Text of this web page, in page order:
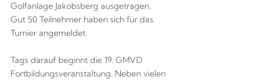
Golfanlage Jakobsberg ausgetragen.
Gut 50 Teilnehmer haben sich für das
Turnier angemeldet.
Tags darauf beginnt die 19. GMVD
Fortbildungsveranstaltung. Neben vielen